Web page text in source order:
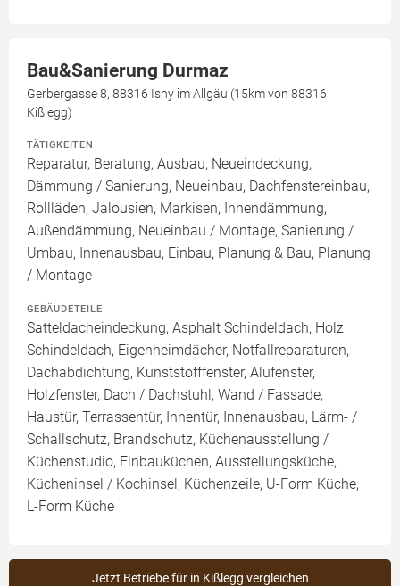
Bau&Sanierung Durmaz
Gerbergasse 8, 88316 Isny im Allgäu (15km von 88316
Kißlegg)
TÄTIGKEITEN
Reparatur, Beratung, Ausbau, Neueindeckung,
Dämmung / Sanierung, Neueinbau, Dachfenstereinbau,
Rollläden, Jalousien, Markisen, Innendämmung,
Außendämmung, Neueinbau / Montage, Sanierung /
Umbau, Innenausbau, Einbau, Planung & Bau, Planung
/ Montage
GEBÄUDETEILE
Satteldacheindeckung, Asphalt Schindeldach, Holz
Schindeldach, Eigenheimdächer, Notfallreparaturen,
Dachabdichtung, Kunststofffenster, Alufenster,
Holzfenster, Dach / Dachstuhl, Wand / Fassade,
Haustür, Terrassentür, Innentür, Innenausbau, Lärm- /
Schallschutz, Brandschutz, Küchenausstellung /
Küchenstudio, Einbauküchen, Ausstellungsküche,
Kücheninsel / Kochinsel, Küchenzeile, U-Form Küche,
L-Form Küche
Jetzt Betriebe für in Kißlegg vergleichen